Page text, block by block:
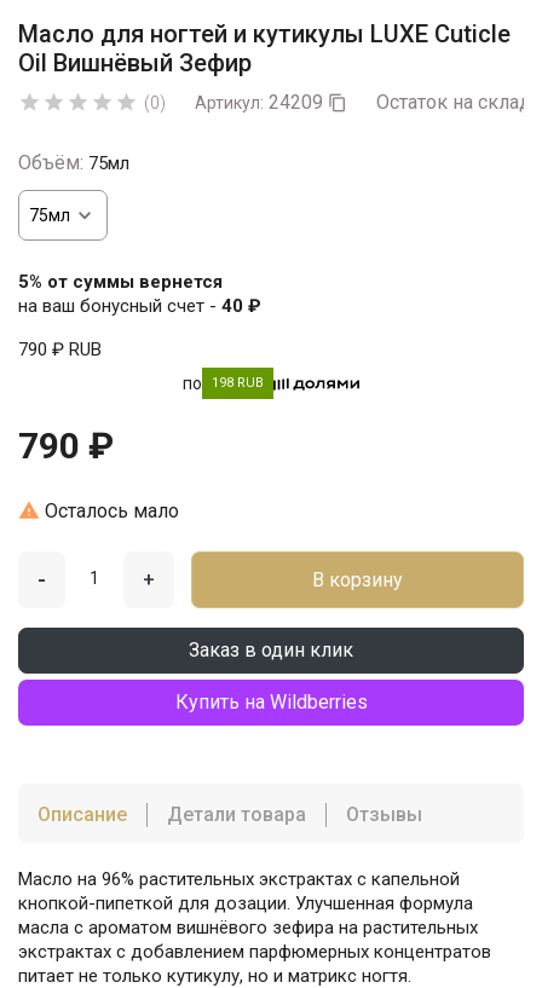
Масло для ногтей и кутикулы LUXE Cuticle
Oil Вишнёвый Зефир
     (0) Артикул: 24209  Остаток на
Объём: 75мл
5% от суммы вернется
на ваш бонусный счет - 40 ₽
790 ₽ RUB
по 198 RUB
790 ₽
 Осталось мало
- + В корзину
Заказ в один клик
Купить на Wildberries
Описание Детали товара Отзывы
Масло на 96% растительных экстрактах с капельной
кнопкой-пипеткой для дозации. Улучшенная формула
масла с ароматом вишнёвого зефира на растительных
экстрактах с добавлением парфюмерных концентратов
питает не только кутикулу, но и матрикс ногтя.